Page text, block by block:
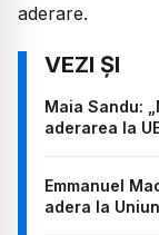
aderare.
Maia Sandu:
aderarea la
Emmanuel
adera la